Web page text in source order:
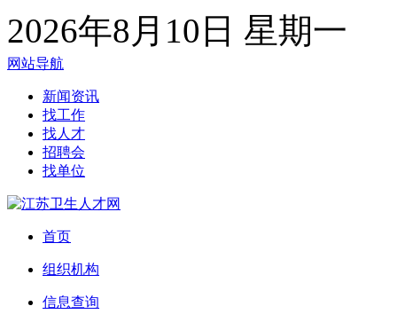
2026年8月10日 星期一
网站导航
新闻资讯
找工作
找人才
招聘会
找单位
首页
组织机构
信息查询